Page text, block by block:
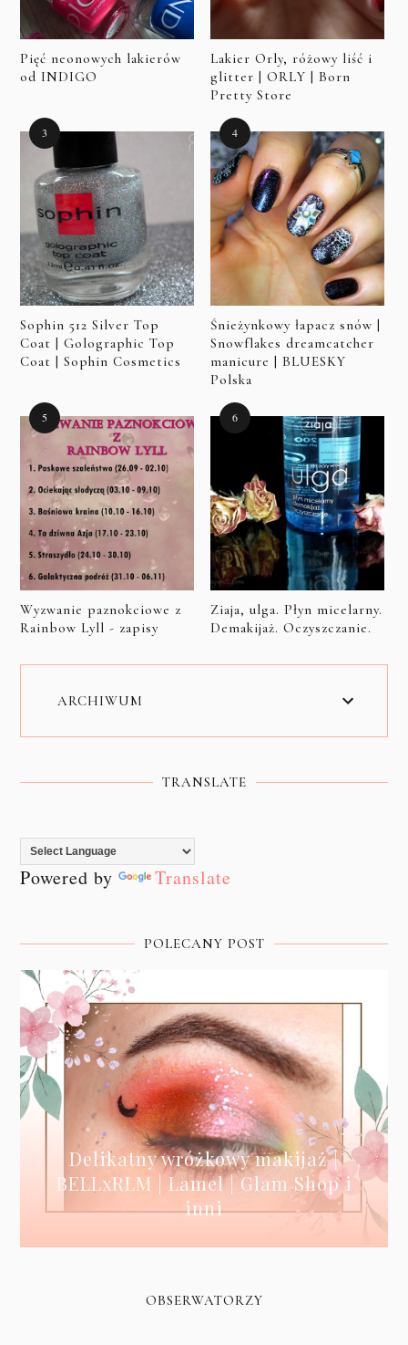
Pięć neonowych lakierów
od INDIGO
Lakier Orly, różowy liść i
glitter | ORLY | Born
Pretty Store
Sophin 512 Silver Top
Coat | Golographic Top
Coat | Sophin Cosmetics
Śnieżynkowy łapacz snów |
Snowflakes dreamcatcher
manicure | BLUESKY
Polska
Wyzwanie paznokciowe z
Rainbow Lyll - zapisy
Ziaja, ulga. Płyn micelarny.
Demakijaż. Oczyszczanie.
ARCHIWUM
TRANSLATE
Powered by Translate
POLECANY POST
Delikatny wróżkowy makijaż |
BELLxRLM | Lamel | Glam Shop i
inni
OBSERWATORZY